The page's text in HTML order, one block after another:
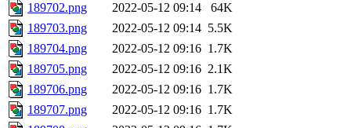
189702.png
2022-05-12 09:14
64K
189703.png
2022-05-12 09:14 5.5K
189704.png
2022-05-12 09:16 1.7K
189705.png
2022-05-12 09:16 2.1K
189706.png
2022-05-12 09:16 1.7K
189707.png
2022-05-12 09:16 1.7K